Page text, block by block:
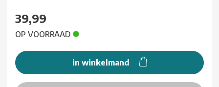
39,99
OP VOORRAAD
in winkelmand